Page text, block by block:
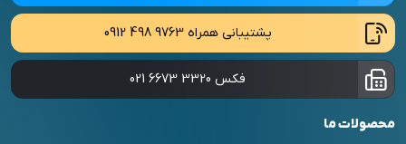
پشتیبانی همراه0912 498 9763
فکس 021 6673 3320
محصولات ما